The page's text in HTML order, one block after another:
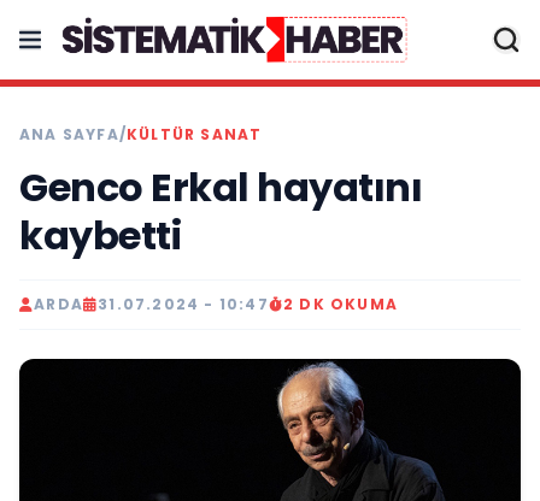
ANA SAYFA/KÜLTÜR SANAT
Genco Erkal hayatını
kaybetti
ARDA 31.07.2024 - 10:47 2 DK OKUMA